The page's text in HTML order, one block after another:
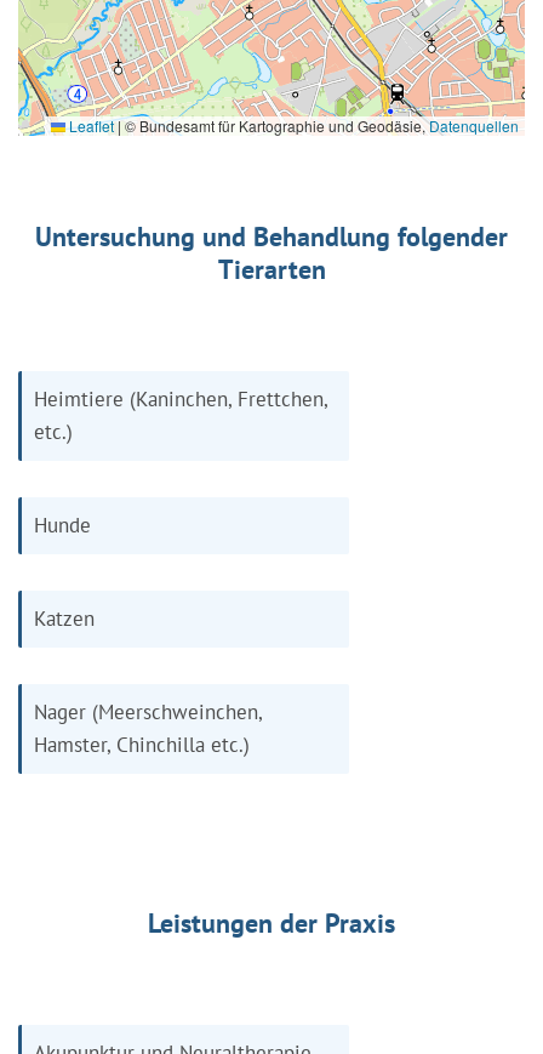
Leaflet|© Bundesamt für Kartographie und Geodäsie,Datenquellen
Untersuchung und Behandlung folgender
Tierarten
Heimtiere (Kaninchen, Frettchen,
etc.)
Hunde
Katzen
Nager (Meerschweinchen,
Hamster, Chinchilla etc.)
Leistungen der Praxis